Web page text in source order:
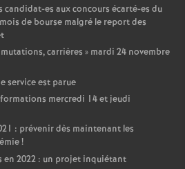
candidat-es aux concours écarté-es du
de bourse malgré le report des
mutations, carrières » mardi 24 novembre
service est parue
mercredi 14 et jeudi
: prévenir dès maintenant les
!
en 2022 : un projet inquiétant